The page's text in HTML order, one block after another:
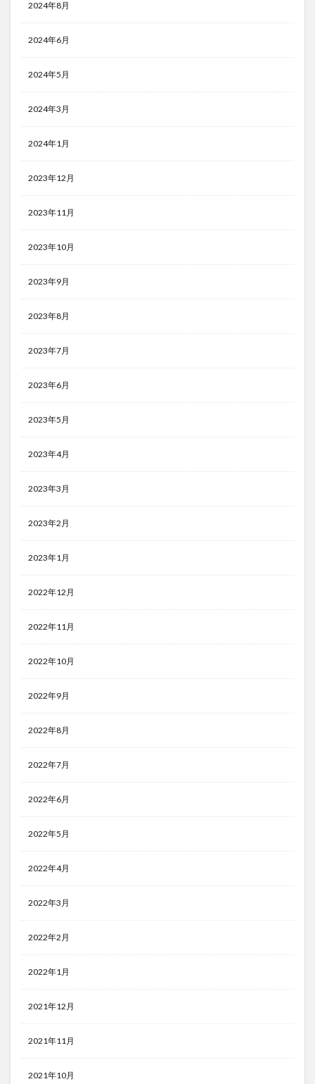
2024年8月
2024年6月
2024年5月
2024年3月
2024年1月
2023年12月
2023年11月
2023年10月
2023年9月
2023年8月
2023年7月
2023年6月
2023年5月
2023年4月
2023年3月
2023年2月
2023年1月
2022年12月
2022年11月
2022年10月
2022年9月
2022年8月
2022年7月
2022年6月
2022年5月
2022年4月
2022年3月
2022年2月
2022年1月
2021年12月
2021年11月
2021年10月